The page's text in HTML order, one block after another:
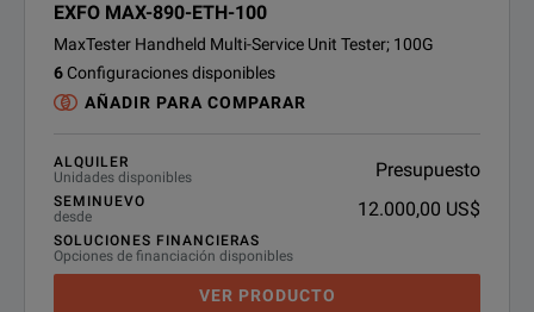
EXFO MAX-890-ETH-100
MaxTester Handheld Multi-Service Unit Tester; 100G
6 Configuraciones disponibles
AÑADIR PARA COMPARAR
ALQUILER
Unidades disponibles
Presupuesto
SEMINUEVO
desde
12.000,00 US$
SOLUCIONES FINANCIERAS
Opciones de financiación disponibles
VER PRODUCTO